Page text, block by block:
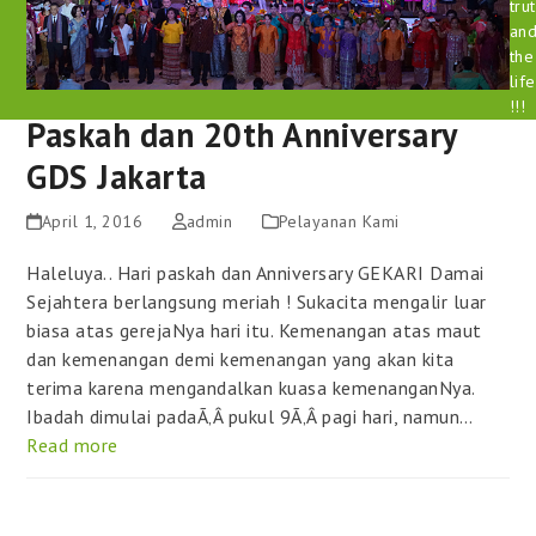
Paskah dan 20th Anniversary
GDS Jakarta
April 1, 2016 admin Pelayanan Kami
Haleluya.. Hari paskah dan Anniversary GEKARI Damai
Sejahtera berlangsung meriah ! Sukacita mengalir luar
biasa atas gerejaNya hari itu. Kemenangan atas maut
dan kemenangan demi kemenangan yang akan kita
terima karena mengandalkan kuasa kemenanganNya.
Ibadah dimulai padaÃ‚Â pukul 9Ã‚Â pagi hari, namun…
Read more
the
life
!!!